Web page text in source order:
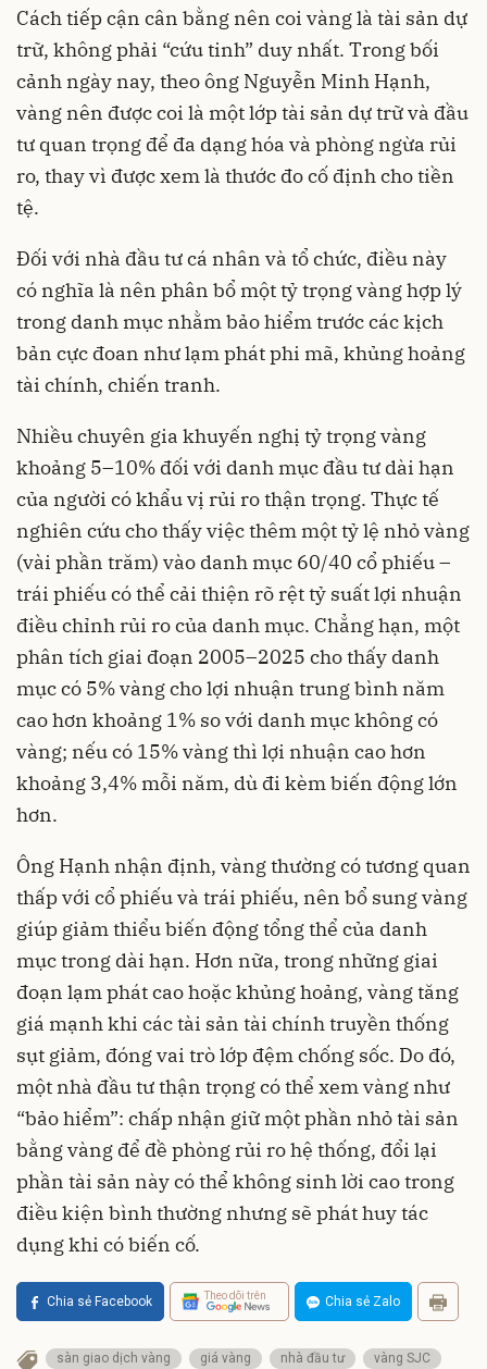
Cách tiếp cận cân bằng nên coi vàng là tài sản dự
trữ, không phải “cứu tinh” duy nhất. Trong bối
cảnh ngày nay, theo ông Nguyễn Minh Hạnh,
vàng nên được coi là một lớp tài sản dự trữ và đầu
tư quan trọng để đa dạng hóa và phòng ngừa rủi
ro, thay vì được xem là thước đo cố định cho tiền
tệ.
Đối với nhà đầu tư cá nhân và tổ chức, điều này
có nghĩa là nên phân bổ một tỷ trọng vàng hợp lý
trong danh mục nhằm bảo hiểm trước các kịch
bản cực đoan như lạm phát phi mã, khủng hoảng
tài chính, chiến tranh.
Nhiều chuyên gia khuyến nghị tỷ trọng vàng
khoảng 5–10% đối với danh mục đầu tư dài hạn
của người có khẩu vị rủi ro thận trọng. Thực tế
nghiên cứu cho thấy việc thêm một tỷ lệ nhỏ vàng
(vài phần trăm) vào danh mục 60/40 cổ phiếu –
trái phiếu có thể cải thiện rõ rệt tỷ suất lợi nhuận
điều chỉnh rủi ro của danh mục. Chẳng hạn, một
phân tích giai đoạn 2005–2025 cho thấy danh
mục có 5% vàng cho lợi nhuận trung bình năm
cao hơn khoảng 1% so với danh mục không có
vàng; nếu có 15% vàng thì lợi nhuận cao hơn
khoảng 3,4% mỗi năm, dù đi kèm biến động lớn
hơn.
Ông Hạnh nhận định, vàng thường có tương quan
thấp với cổ phiếu và trái phiếu, nên bổ sung vàng
giúp giảm thiểu biến động tổng thể của danh
mục trong dài hạn. Hơn nữa, trong những giai
đoạn lạm phát cao hoặc khủng hoảng, vàng tăng
giá mạnh khi các tài sản tài chính truyền thống
sụt giảm, đóng vai trò lớp đệm chống sốc. Do đó,
một nhà đầu tư thận trọng có thể xem vàng như
“bảo hiểm”: chấp nhận giữ một phần nhỏ tài sản
bằng vàng để đề phòng rủi ro hệ thống, đổi lại
phần tài sản này có thể không sinh lời cao trong
điều kiện bình thường nhưng sẽ phát huy tác
dụng khi có biến cố.
Chia sẻ Facebook Theo dõi trên Chia sẻ Zalo
sàn giao dịch vàng giá vàng nhà đầu tư vàng SJC